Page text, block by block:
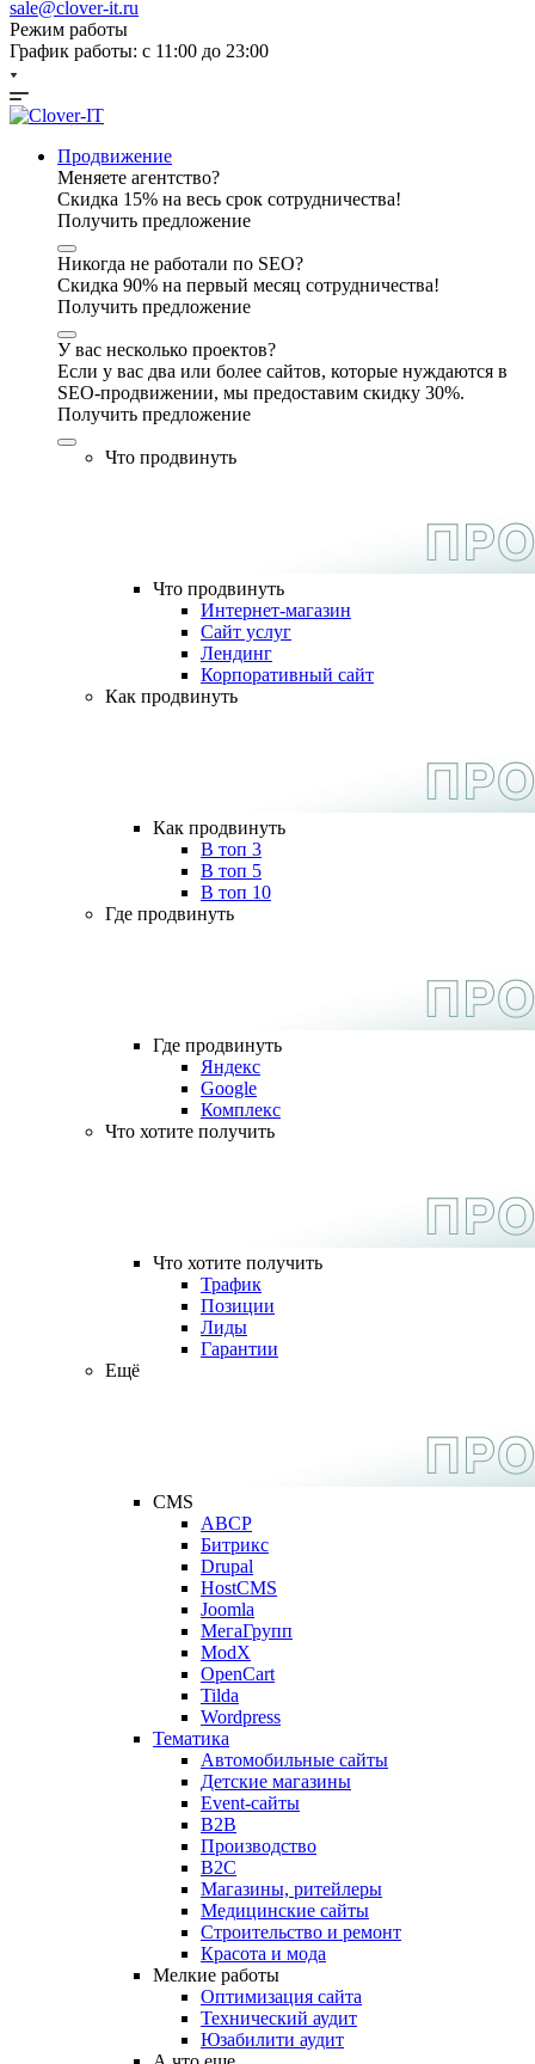
sale@clover-it.ru
Режим работы
График работы: с 11:00 до 23:00
Продвижение
Меняете агентство?
Скидка 15% на весь срок сотрудничества!
Получить предложение
Никогда не работали по SEO?
Скидка 90% на первый месяц сотрудничества!
Получить предложение
У вас несколько проектов?
Если у вас два или более сайтов, которые нуждаются в
SEO-продвижении, мы предоставим скидку 30%.
Получить предложение
Что продвинуть
Что продвинуть
Интернет-магазин
Сайт услуг
Лендинг
Корпоративный сайт
Как продвинуть
Как продвинуть
В топ 3
В топ 5
В топ 10
Где продвинуть
Где продвинуть
Яндекс
Google
Комплекс
Что хотите получить
Что хотите получить
Трафик
Позиции
Лиды
Гарантии
Ещё
CMS
ABCP
Битрикс
Drupal
HostCMS
Joomla
МегаГрупп
ModX
OpenCart
Tilda
Wordpress
Тематика
Автомобильные сайты
Детские магазины
Event-сайты
B2B
Производство
B2C
Магазины, ритейлеры
Медицинские сайты
Строительство и ремонт
Красота и мода
Мелкие работы
Оптимизация сайта
Технический аудит
Юзабилити аудит